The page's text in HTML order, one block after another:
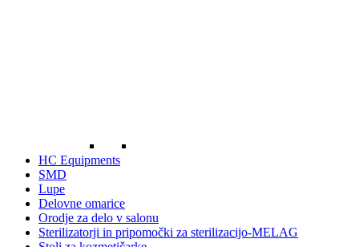
HC Equipments
SMD
Lupe
Delovne omarice
Orodje za delo v salonu
Sterilizatorji in pripomočki za sterilizacijo-MELAG